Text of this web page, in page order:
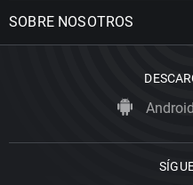
SOBRE NOSOTROS
Android